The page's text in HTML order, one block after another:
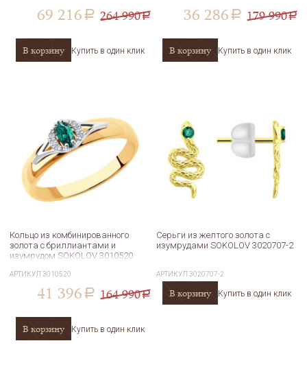
69 216 a 264 990a
В корзину Купить в один клик
36 286 a 179 990a
В корзину Купить в один клик
Кольцо из комбинированного
золота с бриллиантами и
изумрудом SOKOLOV 3010520
АРТИКУЛ 3010520
41 396 a 164 990a
В корзину Купить в один клик
Серьги из желтого золота с
изумрудами SOKOLOV 3020707-2
АРТИКУЛ 3020707-2
В корзину Купить в один клик